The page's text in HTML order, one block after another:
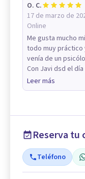
O. C.
17 de marzo de
Online
Me gusta mucho
todo muy práctico
venía de un
Con Javi dsd el día
Leer más
Reserva tu
Teléfono